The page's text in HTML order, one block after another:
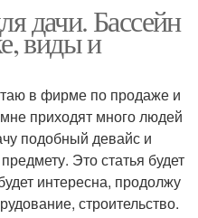
дачи. Бассейн
виды и
в фирме по продаже и
приходят много людей
подобный девайс и
Это статья будет
интересна, продолжу
строительство.